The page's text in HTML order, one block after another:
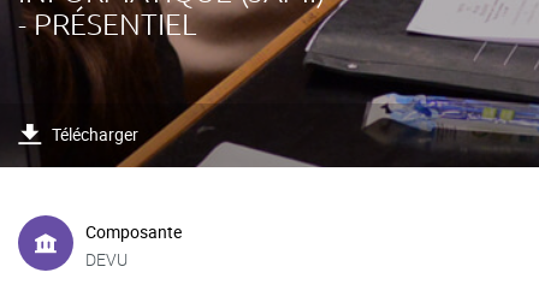
- PRÉSENTIEL
Télécharger
Composante
DEVU